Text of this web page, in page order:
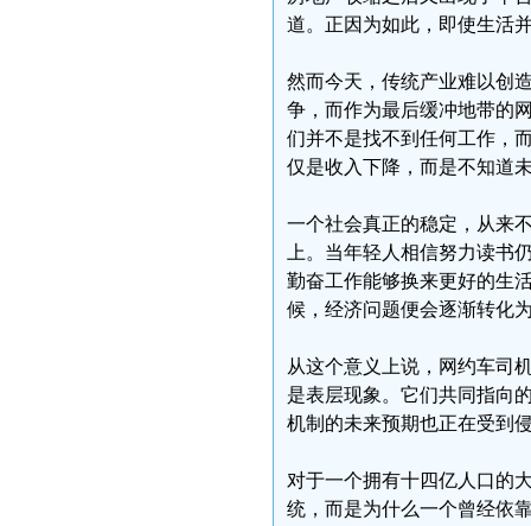
道。正因为如此，即使生活
然而今天，传统产业难以创
争，而作为最后缓冲地带的
们并不是找不到任何工作，
仅是收入下降，而是不知道
一个社会真正的稳定，从来
上。当年轻人相信努力读书
勤奋工作能够换来更好的生
候，经济问题便会逐渐转化
从这个意义上说，网约车司
是表层现象。它们共同指向
机制的未来预期也正在受到
对于一个拥有十四亿人口的
统，而是为什么一个曾经依